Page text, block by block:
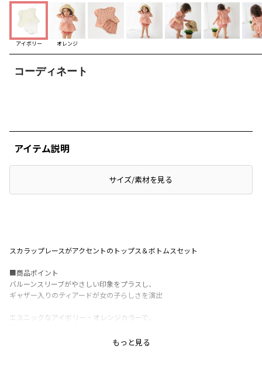
アイボリー オレンジ
コーディネート
アイテム説明
サイズ/素材を見る
スカラップレースがアクセントのトップス＆ボトムスセット
■商品ポイント
バルーンスリーブがやさしい印象をプラスし、
ギャザー入りのティアードが女の子らしさを演出
エスニックなアイボリー・オレンジカラーで、
もっと見る